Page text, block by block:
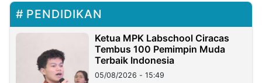
PENDIDIKAN
Ketua MPK Labschool Ciracas
Tembus 100 Pemimpin Muda
Terbaik Indonesia
05/08/2026 - 15:49